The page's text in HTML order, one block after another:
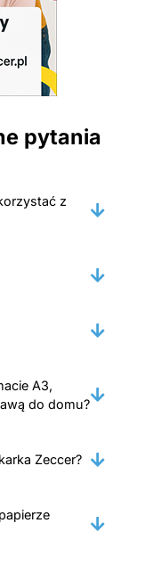
pytania
z
A3,
do domu?
Zeccer?